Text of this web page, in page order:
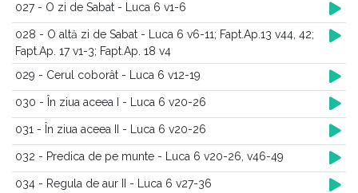
027 - O zi de Sabat - Luca 6 v1-6
028 - O altă zi de Sabat - Luca 6 v6-11; Fapt.Ap.13 v44, 42;
Fapt.Ap. 17 v1-3; Fapt.Ap. 18 v4
029 - Cerul coborât - Luca 6 v12-19
030 - În ziua aceea I - Luca 6 v20-26
031 - În ziua aceea II - Luca 6 v20-26
032 - Predica de pe munte - Luca 6 v20-26, v46-49
034 - Regula de aur II - Luca 6 v27-36